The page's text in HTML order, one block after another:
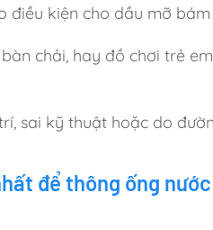
kiện cho dầu mỡ
chải, hay đồ chơi trẻ
sai kỹ thuật hoặc do
để thông ống